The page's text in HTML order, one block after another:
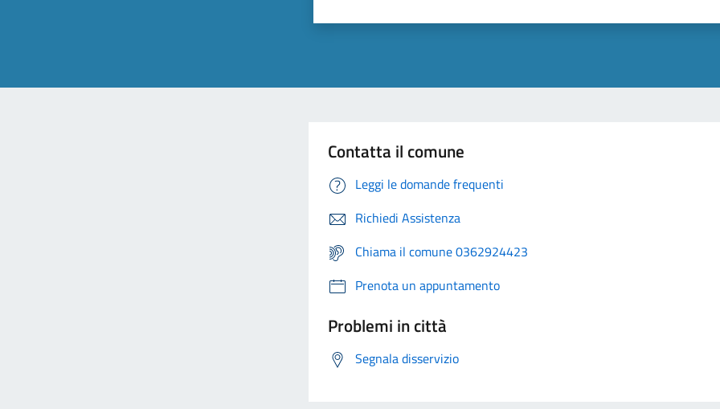
Contatta il comune
Leggi le domande frequenti
Richiedi Assistenza
Chiama il comune 0362924423
Prenota un appuntamento
Problemi in città
Segnala disservizio